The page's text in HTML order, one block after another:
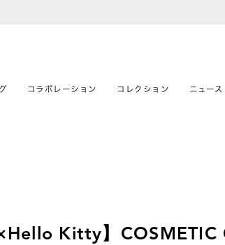
コラボレーション コレクション ニュース
Kitty】COSMETIC